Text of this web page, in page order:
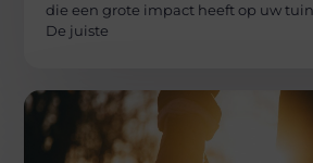
die een grote impact heeft op uw
De juiste